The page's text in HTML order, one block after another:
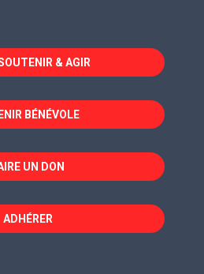
dans
une
fenêtre
dans
une
fenêtre
dans
une
fenêtre
& AGIR
BÉNÉVOLE
UN DON
ADHÉRER